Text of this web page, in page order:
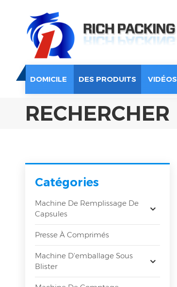
DOMICILE DES PRODUITS VIDÉOS
RECHERCHER
Catégories
Machine De Remplissage De
Capsules
Presse À Comprimés
Machine D'emballage Sous
Blister